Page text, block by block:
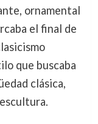
ornamental
el final de
que buscaba
clásica,